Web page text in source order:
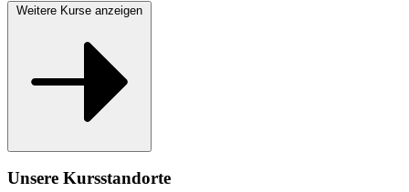
Weitere Kurse anzeigen
Unsere Kursstandorte